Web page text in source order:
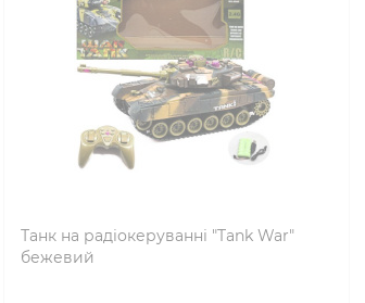
Танк на радіокеруванні "Tank War"
бежевий